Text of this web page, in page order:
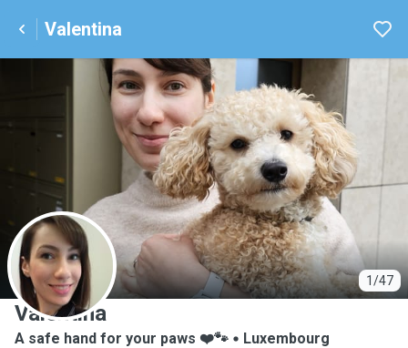
Valentina
1/47
V
Valentina
A safe hand for your paws ❤️🐾
Luxembourg